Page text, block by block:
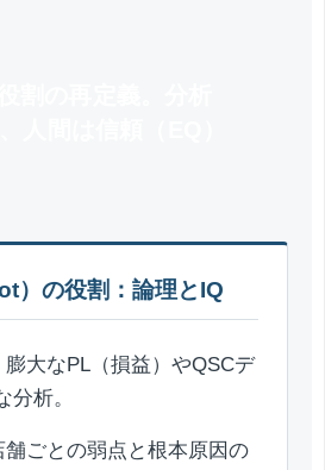
）の役割：論理とIQ
膨大なPL（損益）やQSCデ
分析。
舗ごとの弱点と根本原因の